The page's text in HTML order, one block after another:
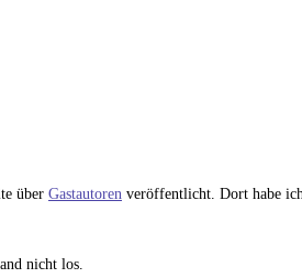
über Gastautoren veröffentlicht. Dort habe
nicht los.